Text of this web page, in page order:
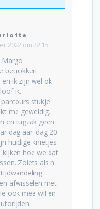
2022 om 22:15
Margo
betrokken
en ik zijn wel ok
ik.
stukje
me geweldig.
en rugzak geen
dag aan dag 20
huidige knietjes
kijken hoe we dat
Zoiets als n
afwisselen met
ook mee wil en